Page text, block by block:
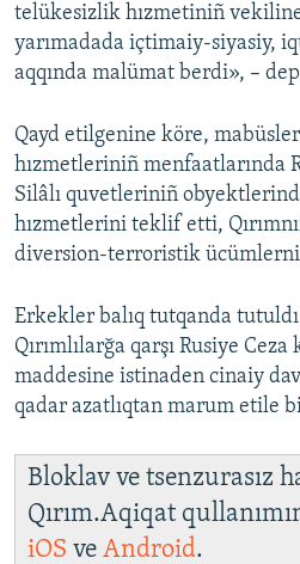
Українською
RFE/RS bütün saytları
telükesizlik hızmetiniñ
yarımadada içtimaiy-siyasiy,
aqqında malümat berdi», –
Qayd etilgenine köre,
hızmetleriniñ menfaatlarında
Silâlı quvetleriniñ
hızmetlerini teklif etti,
diversion-terroristik ücümlerni
Erkekler balıq tutqanda
Qırımlılarğa qarşı Rusiye
maddesine istinaden cinaiy
qadar azatlıqtan marum etile
Bloklav ve tsenzurasız
Qırım.Aqiqat
iOS ve Android.